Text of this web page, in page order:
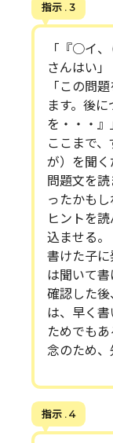
指示 . 3
「『○イ、
さんはい」
「この問
ます。後
を・・・』
ここまで
が）を聞く
問題文を
ったかもし
ヒントを
込ませる。
書けた子
は聞いて書
確認した
は、早く
ためでもあ
念のため、
指示 . 4